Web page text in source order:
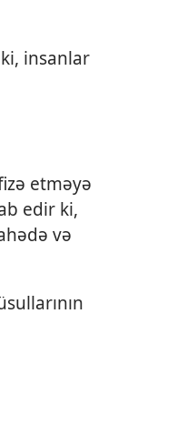
insanlar
etməyə
edir ki,
və